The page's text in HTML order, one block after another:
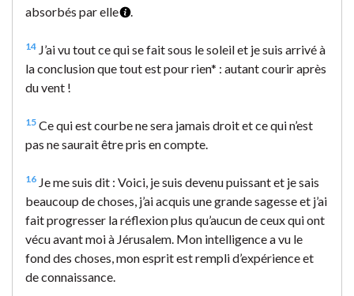
absorbés par elle
.
14 J’ai vu tout ce qui se fait sous le soleil et je suis arrivé à
la conclusion que tout est pour rien* : autant courir après
du vent !
15 Ce qui est courbe ne sera jamais droit et ce qui n’est
pas ne saurait être pris en compte.
16 Je me suis dit : Voici, je suis devenu puissant et je sais
beaucoup de choses, j’ai acquis une grande sagesse et j’ai
fait progresser la réflexion plus qu’aucun de ceux qui ont
vécu avant moi à Jérusalem. Mon intelligence a vu le
fond des choses, mon esprit est rempli d’expérience et
de connaissance.